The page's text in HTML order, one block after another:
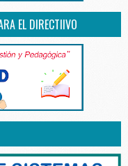
EL DIRECTIIVO